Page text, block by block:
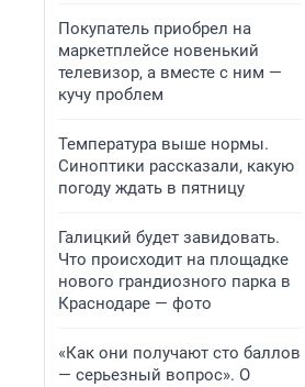
Покупатель приобрел на
маркетплейсе новенький
телевизор, а вместе с ним —
кучу проблем
Температура выше нормы.
Синоптики рассказали, какую
погоду ждать в пятницу
Галицкий будет завидовать.
Что происходит на площадке
нового грандиозного парка в
Краснодаре — фото
«Как они получают сто баллов
— серьезный вопрос». О